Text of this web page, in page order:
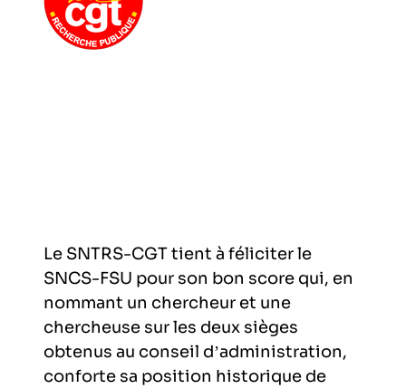
Le SNTRS-CGT tient à féliciter le
SNCS-FSU pour son bon score qui, en
nommant un chercheur et une
chercheuse sur les deux sièges
obtenus au conseil d’administration,
conforte sa position historique de